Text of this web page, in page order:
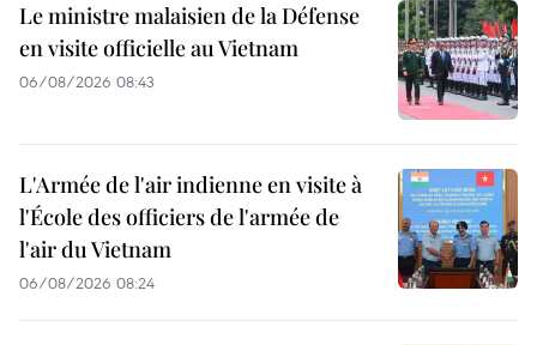
Le ministre malaisien de la Défense
en visite officielle au Vietnam
06/08/2026 08:43
L'Armée de l'air indienne en visite à
l'École des officiers de l'armée de
l'air du Vietnam
06/08/2026 08:24